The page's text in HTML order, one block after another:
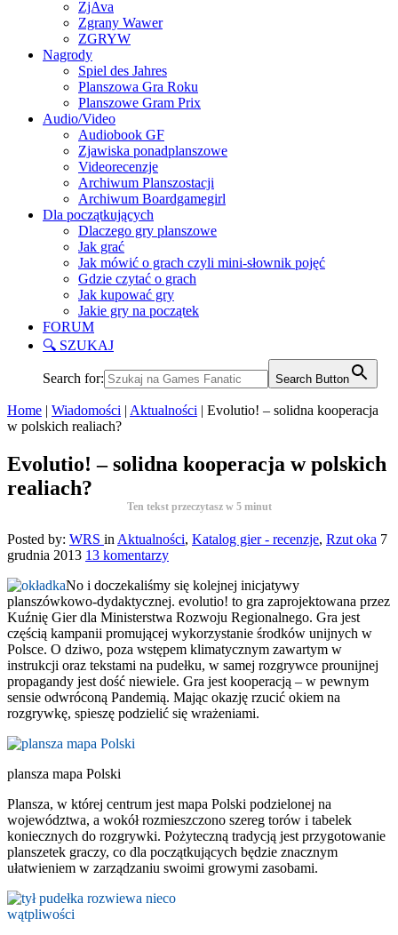
ZjAva
Zgrany Wawer
ZGRYW
Nagrody
Spiel des Jahres
Planszowa Gra Roku
Planszowe Gram Prix
Audio/Video
Audiobook GF
Zjawiska ponadplanszowe
Videorecenzje
Archiwum Planszostacji
Archiwum Boardgamegirl
Dla początkujących
Dlaczego gry planszowe
Jak grać
Jak mówić o grach czyli mini-słownik pojęć
Gdzie czytać o grach
Jak kupować gry
Jakie gry na początek
FORUM
🔍 SZUKAJ
Search for: Search Button
Home | Wiadomości | Aktualności | Evolutio! – solidna kooperacja
w polskich realiach?
Evolutio! – solidna kooperacja w polskich
realiach?
Ten tekst przeczytasz w 5 minut
Posted by: WRS in Aktualności, Katalog gier - recenzje, Rzut oka 7
grudnia 2013 13 komentarzy
No i doczekaliśmy się kolejnej inicjatywy
planszówkowo-dydaktycznej. evolutio! to gra zaprojektowana przez
Kuźnię Gier dla Ministerstwa Rozwoju Regionalnego. Gra jest
częścią kampanii promującej wykorzystanie środków unijnych w
Polsce. O dziwo, poza wstępem klimatycznym zawartym w
instrukcji oraz tekstami na pudełku, w samej rozgrywce prounijnej
propagandy jest dość niewiele. Gra jest kooperacją – w pewnym
sensie odwróconą Pandemią. Mając okazję rzucić okiem na
rozgrywkę, spieszę podzielić się wrażeniami.
plansza mapa Polski
Plansza, w której centrum jest mapa Polski podzielonej na
województwa, a wokół rozmieszczono szereg torów i tabelek
koniecznych do rozgrywki. Pożyteczną tradycją jest przygotowanie
planszetek graczy, co dla początkujących będzie znacznym
ułatwieniem w zarządzaniu swoimi growymi zasobami.